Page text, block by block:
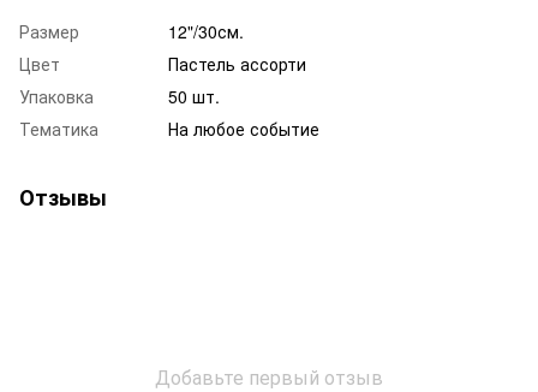
Размер
12"/30см.
Цвет
Пастель ассорти
Упаковка
50 шт.
Тематика
На любое событие
Отзывы
Добавьте первый отзыв